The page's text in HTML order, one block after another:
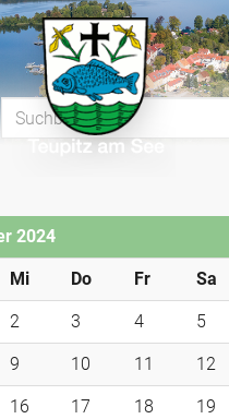
2024
Mi Do Fr Sa
2 3 4 5
9 10 11 12
16 17 18 19